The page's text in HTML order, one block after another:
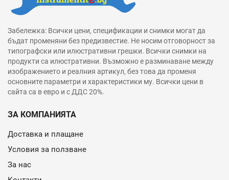
Забележка: Всички цени, спецификации и снимки могат да
бъдат променяни без предизвестие. Не носим отговорност за
типографски или илюстративни грешки. Всички снимки на
продукти са илюстративни. Възможно е разминаване между
изображението и реалния артикул, без това да променя
основните параметри и характеристики му. Всички цени в
сайта са в евро и с ДДС 20%.
ЗА КОМПАНИЯТА
Доставка и плащане
Условия за ползване
За нас